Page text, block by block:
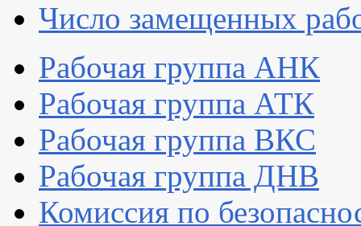
Число замещенных
Рабочая группа АНК
Рабочая группа АТК
Рабочая группа ВКС
Рабочая группа ДНВ
Комиссия по